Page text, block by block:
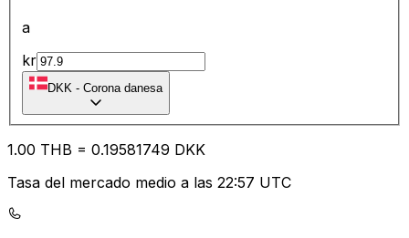
a
kr
DKK - Corona danesa
1.00 THB = 0.19581749 DKK
Tasa del mercado medio a las 22:57 UTC